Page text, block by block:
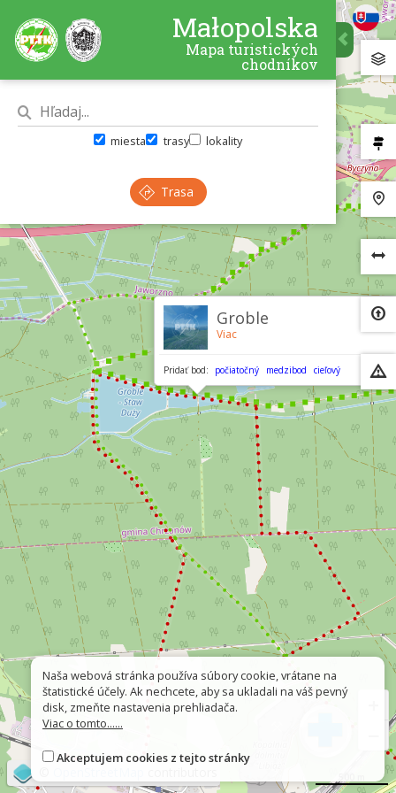
Groble
Viac
Pridať bod: počiatočný medzibod cieľový
Małopolska
Mapa turistických
chodníkov
miesta trasy lokality
Trasa
Naša webová stránka používa súbory cookie, vrátane na
štatistické účely. Ak nechcete, aby sa ukladali na váš pevný
disk, zmeňte nastavenia prehliadača.
Viac o tomto......
Akceptujem cookies z tejto stránky